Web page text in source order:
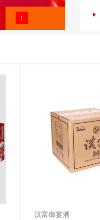
1
汉富御宴酒